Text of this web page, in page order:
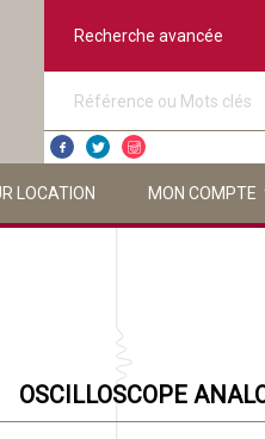
Recherche avancée
LOCATION MON COMPTE
OSCILLOSCOPE